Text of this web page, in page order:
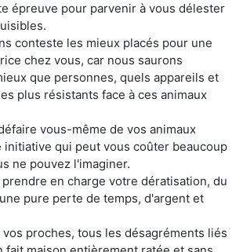
épreuve pour parvenir à vous délester
conteste les mieux placés pour une
chez vous, car nous saurons
que personnes, quels appareils et
plus résistants face à ces animaux
vous-même de vos animaux
initiative qui peut vous coûter beaucoup
ne pouvez l'imaginer.
en charge votre dératisation, du
pure perte de temps, d'argent et
vos proches, tous les désagréments liés